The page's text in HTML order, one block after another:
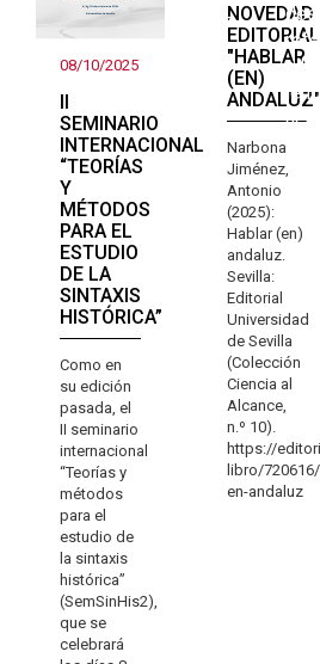
andaluz
a la
08/10/2025
II
SEMINARIO
INTERNACIONAL
“TEORÍAS
Y
MÉTODOS
PARA EL
ESTUDIO
DE LA
SINTAXIS
HISTÓRICA”
Como en
su edición
pasada, el
II seminario
internacional
“Teorías y
métodos
para el
estudio de
la sintaxis
histórica”
(SemSinHis2),
que se
celebrará
NOVEDAD
EDITORIAL
"HABLAR
(EN)
ANDALUZ"
Narbona
Jiménez,
Antonio
(2025):
Hablar (en)
andaluz.
Sevilla:
Editorial
Universidad
de Sevilla
(Colección
Ciencia al
Alcance,
n.º 10).
https://
libro/
en-andaluz